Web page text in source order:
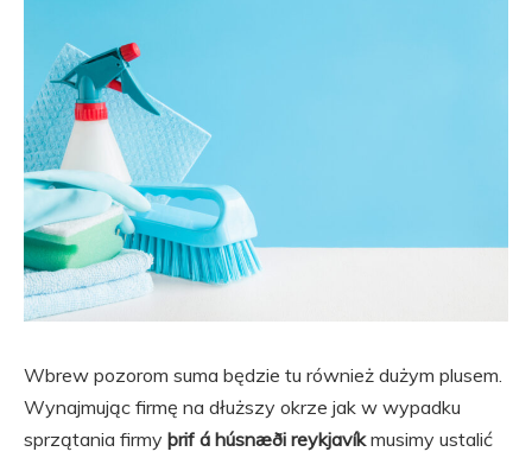
Wbrew pozorom suma będzie tu również dużym plusem.
Wynajmując firmę na dłuższy okrze jak w wypadku
sprzątania firmy þrif á húsnæði reykjavíkmusimy ustalić